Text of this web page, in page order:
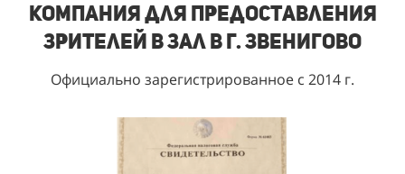
Компания для предоставления
зрителей в зал в г. Звенигово
Официально зарегистрированное с 2014 г.